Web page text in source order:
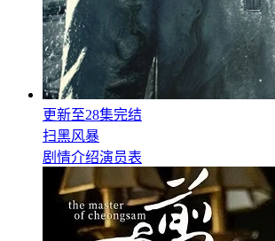
更新至28集完结
扫黑风暴
剧情介绍演员表